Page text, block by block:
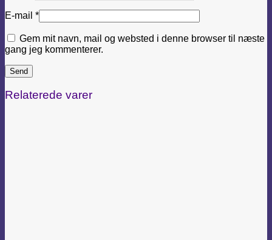
E-mail *
Gem mit navn, mail og websted i denne browser til næste
gang jeg kommenterer.
Relaterede varer